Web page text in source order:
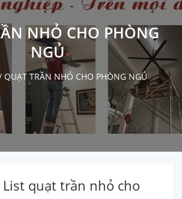
NHỎ CHO PHÒNG
NGỦ
QUẠT TRẦN NHỎ CHO PHÒNG NGỦ
List quạt trần nhỏ cho